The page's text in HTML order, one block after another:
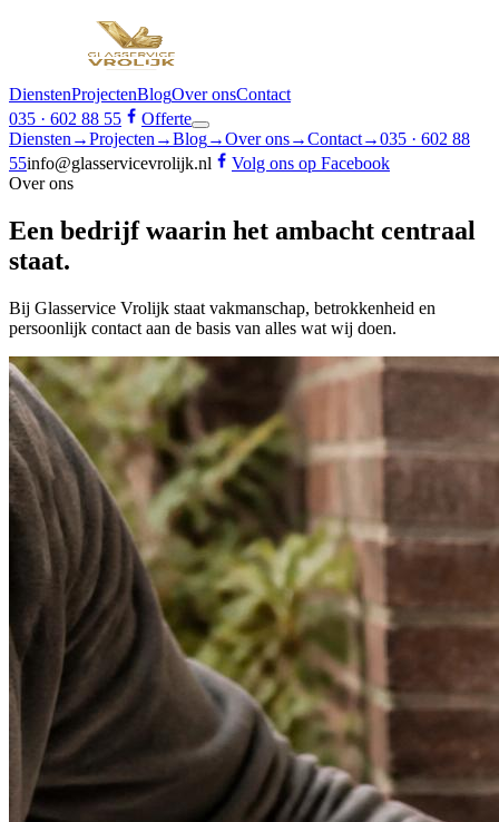
DienstenProjectenBlogOver onsContact
035 · 602 88 55
Offerte
Diensten →Projecten →Blog→Over ons→Contact→035 · 602 88
55info@glasservicevrolijk.nl
Volg ons op Facebook
Over ons
Een bedrijf waarin het ambacht centraal
staat.
Bij Glasservice Vrolijk staat vakmanschap, betrokkenheid en
persoonlijk contact aan de basis van alles wat wij doen.